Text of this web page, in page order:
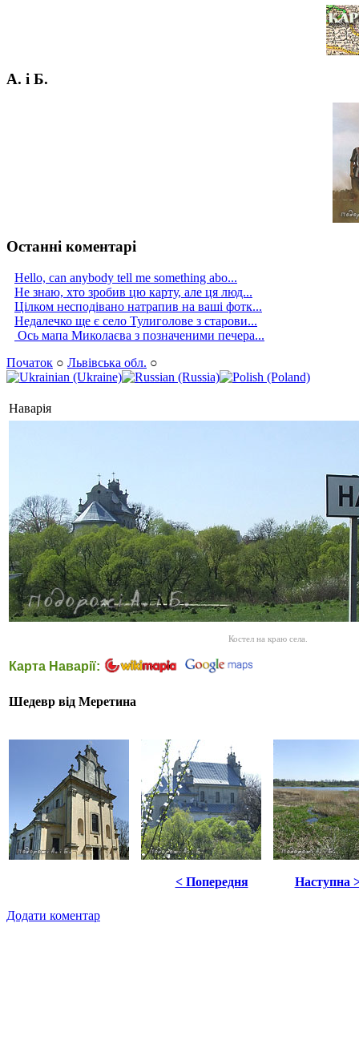
А. і Б.
Останні коментарі
Hello, can anybody tell me something abo...
Не знаю, хто зробив цю карту, але ця люд...
Цілком несподівано натрапив на ваші фотк...
Недалечко ще є село Тулиголове з старови...
Ось мапа Миколаєва з позначеними печера...
Початок ○ Львівська обл. ○
Наварія
Костел на краю села.
Карта Наварії:
Шедевр від Меретина
< Попередня Наступна
Додати коментар